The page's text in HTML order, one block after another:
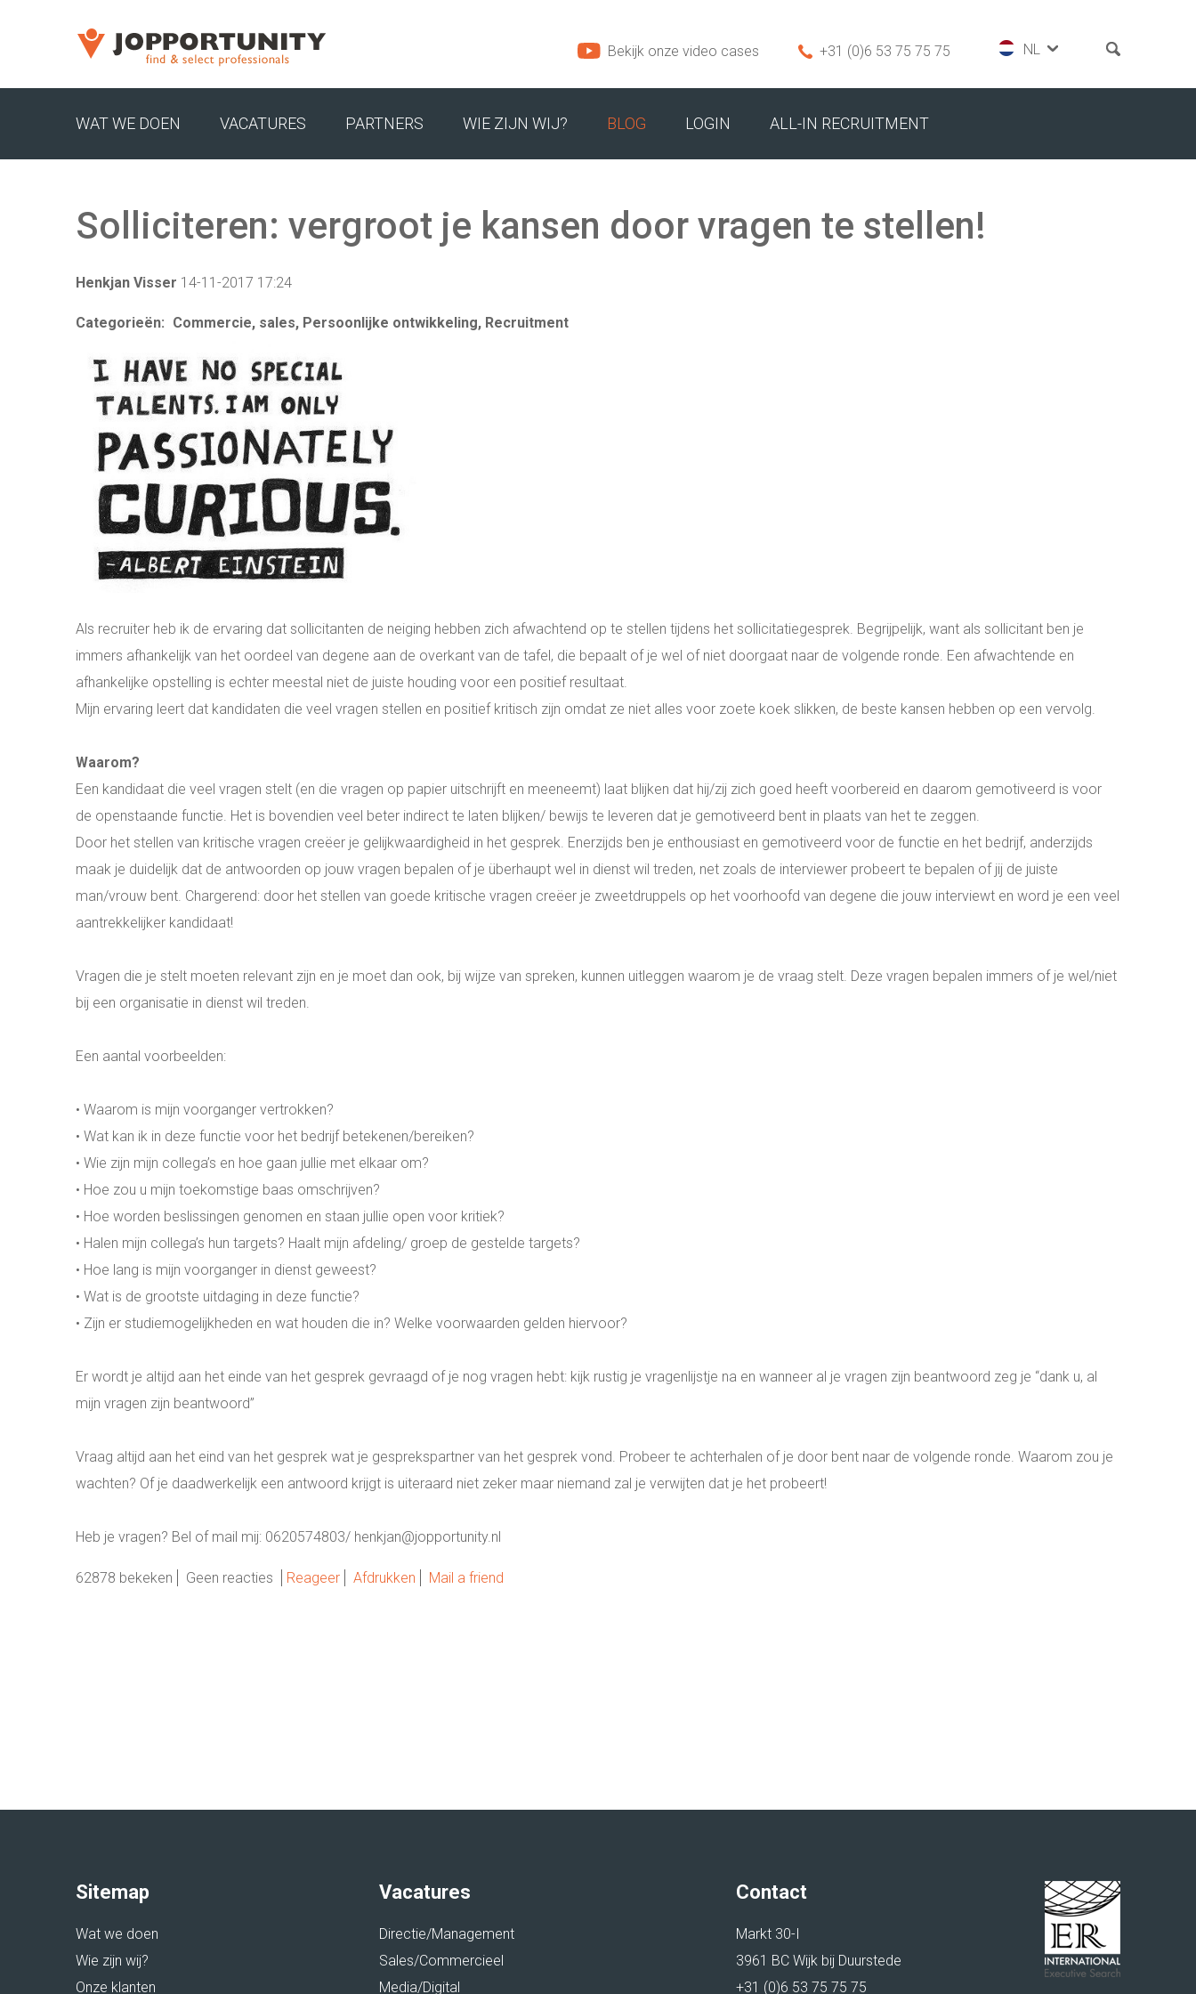
Bekijk onze video cases +31 (0)6 53 75 75 75
WAT WE DOEN
EXECUTIVE SEARCH
CARRIÈRECOACHING VOOR MANAGERS EN DIRECTEUREN
EXECUTIVE SEARCH HVAC & UTILITY
INTERNATIONALE DIRECTIE VACATURES
WERKEN OP SINT MAARTEN WERKEN OP DE ANTILLEN
ONLINE ASSESSMENT
MANAGER & TEAM XLERATOR
VACATURES PARTNERS WIE ZIJN WIJ?
INSPIRATIE
BLOG LOGIN ALL-IN RECRUITMENT
Solliciteren: vergroot je kansen door vragen te stellen!
Henkjan Visser 14-11-2017 17:24
Categorieën: Commercie, sales, Persoonlijke ontwikkeling, Recruitment
Als recruiter heb ik de ervaring dat sollicitanten de neiging hebben zich afwachtend op te stellen tijdens het sollicitatiegesprek. Begrijpelijk, want als sollicitant ben je
immers afhankelijk van het oordeel van degene aan de overkant van de tafel, die bepaalt of je wel of niet doorgaat naar de volgende ronde. Een afwachtende en
afhankelijke opstelling is echter meestal niet de juiste houding voor een positief resultaat.
Mijn ervaring leert dat kandidaten die veel vragen stellen en positief kritisch zijn omdat ze niet alles voor zoete koek slikken, de beste kansen hebben op een vervolg.
Waarom?
Een kandidaat die veel vragen stelt (en die vragen op papier uitschrijft en meeneemt) laat blijken dat hij/zij zich goed heeft voorbereid en daarom gemotiveerd is voor
de openstaande functie. Het is bovendien veel beter indirect te laten blijken/ bewijs te leveren dat je gemotiveerd bent in plaats van het te zeggen.
Door het stellen van kritische vragen creëer je gelijkwaardigheid in het gesprek. Enerzijds ben je enthousiast en gemotiveerd voor de functie en het bedrijf, anderzijds
maak je duidelijk dat de antwoorden op jouw vragen bepalen of je überhaupt wel in dienst wil treden, net zoals de interviewer probeert te bepalen of jij de juiste
man/vrouw bent. Chargerend: door het stellen van goede kritische vragen creëer je zweetdruppels op het voorhoofd van degene die jouw interviewt en word je een veel
aantrekkelijker kandidaat!
Vragen die je stelt moeten relevant zijn en je moet dan ook, bij wijze van spreken, kunnen uitleggen waarom je de vraag stelt. Deze vragen bepalen immers of je wel/niet
bij een organisatie in dienst wil treden.
Een aantal voorbeelden:
• Waarom is mijn voorganger vertrokken?
• Wat kan ik in deze functie voor het bedrijf betekenen/bereiken?
• Wie zijn mijn collega’s en hoe gaan jullie met elkaar om?
• Hoe zou u mijn toekomstige baas omschrijven?
• Hoe worden beslissingen genomen en staan jullie open voor kritiek?
• Halen mijn collega’s hun targets? Haalt mijn afdeling/ groep de gestelde targets?
• Hoe lang is mijn voorganger in dienst geweest?
• Wat is de grootste uitdaging in deze functie?
• Zijn er studiemogelijkheden en wat houden die in? Welke voorwaarden gelden hiervoor?
Er wordt je altijd aan het einde van het gesprek gevraagd of je nog vragen hebt: kijk rustig je vragenlijstje na en wanneer al je vragen zijn beantwoord zeg je “dank u, al
mijn vragen zijn beantwoord”
Vraag altijd aan het eind van het gesprek wat je gesprekspartner van het gesprek vond. Probeer te achterhalen of je door bent naar de volgende ronde. Waarom zou je
wachten? Of je daadwerkelijk een antwoord krijgt is uiteraard niet zeker maar niemand zal je verwijten dat je het probeert!
Heb je vragen? Bel of mail mij: 0620574803/ henkjan@jopportunity.nl
62878 bekeken Geen reacties Reageer Afdrukken Mail a friend
Sitemap
Wat we doen
Wie zijn wij?
Onze klanten
Vacatures
Directie/Management
Sales/Commercieel
Media/Digital
Contact
Markt 30-I
3961 BC Wijk bij Duurstede
+31 (0)6 53 75 75 75